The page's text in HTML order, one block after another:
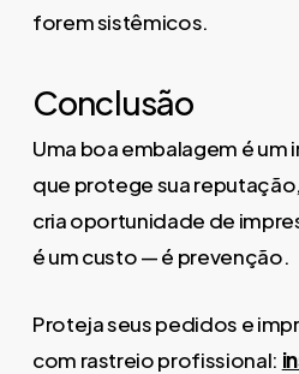
forem sistêmicos.
Conclusão
Uma boa embalagem é
que protege sua
cria oportunidade de
é um custo — é prevenção.
Proteja seus pedidos e
com rastreio profissional: